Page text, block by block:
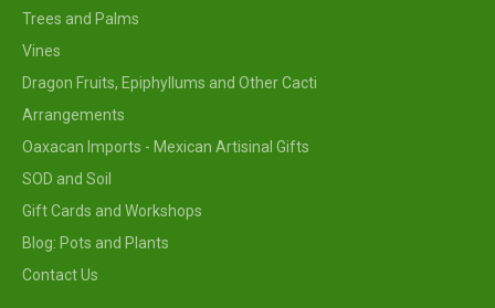
Trees and Palms
Vines
Dragon Fruits, Epiphyllums and Other Cacti
Arrangements
Oaxacan Imports - Mexican Artisinal Gifts
SOD and Soil
Gift Cards and Workshops
Blog: Pots and Plants
Contact Us